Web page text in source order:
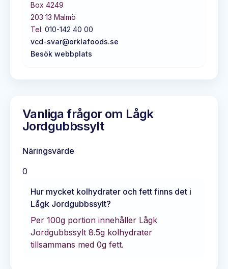
Box 4249
203 13 Malmö
Tel: 010-142 40 00
vcd-svar@orklafoods.se
Besök webbplats
Vanliga frågor om Lågk
Jordgubbssylt
Näringsvärde
0
Hur mycket kolhydrater och fett finns det i
Lågk Jordgubbssylt?
Per 100g portion innehåller Lågk
Jordgubbssylt 8.5g kolhydrater
tillsammans med 0g fett.